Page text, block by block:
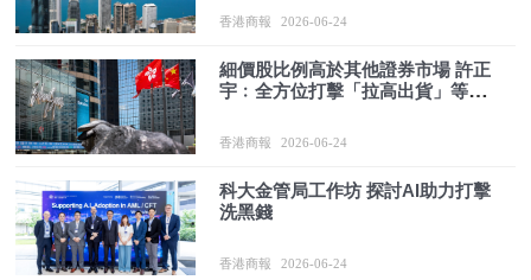
香港商報 2026-06-24
細價股比例高於其他證券市場 許正
宇﹕全方位打擊「拉高出貨」等市
香港商報 2026-06-24
科大金管局工作坊 探討AI助力打擊
洗黑錢
香港商報 2026-06-24